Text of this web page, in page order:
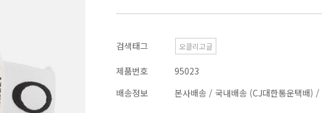
검색태그 오클리고글
제품번호
95023
배송정보
본사배송 / 국내배송 (CJ대한통운택배) /